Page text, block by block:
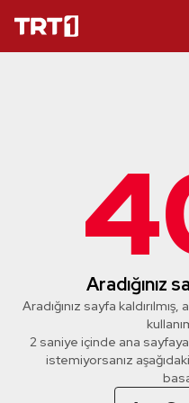
Aradığınız
Aradığınız sayfa
1 saniye içinde ana
istemiyorsanız